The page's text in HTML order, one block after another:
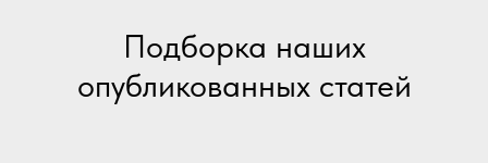
Подборка наших
опубликованных статей